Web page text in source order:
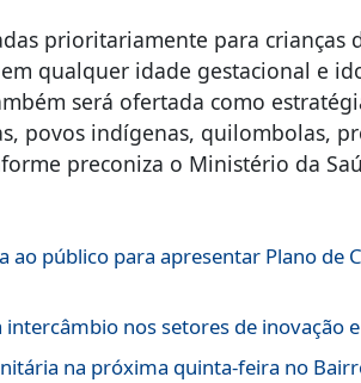
prioritariamente para crianças
qualquer idade gestacional e
será ofertada como
povos indígenas, quilombolas,
preconiza o Ministério da
público para apresentar Plano de
nos setores de inovação
na próxima quinta-feira no